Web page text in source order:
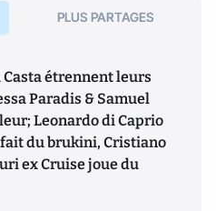
PLUS PARTAGES
étrennent leurs
Paradis & Samuel
Leonardo di Caprio
du brukini, Cristiano
ex Cruise joue du